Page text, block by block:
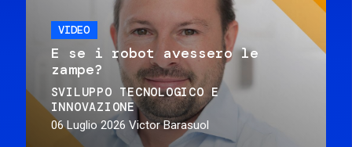
VIDEO
E se i robot avessero le
zampe?
SVILUPPO TECNOLOGICO E
INNOVAZIONE
06 Luglio 2026 Victor Barasuol